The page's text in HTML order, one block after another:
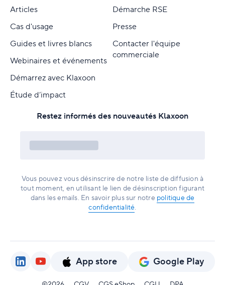
Articles
Cas d'usage
Guides et livres blancs
Webinaires et événements
Démarrez avec Klaxoon
Étude d’impact
Démarche RSE
Presse
Contacter l'équipe
commerciale
Restez informés des nouveautés Klaxoon
Vous pouvez vous désinscrire de notre liste de diffusion à
tout moment, en utilisant le lien de désinscription figurant
dans les emails. En savoir plus sur notre politique de
confidentialité.
App store Google Play